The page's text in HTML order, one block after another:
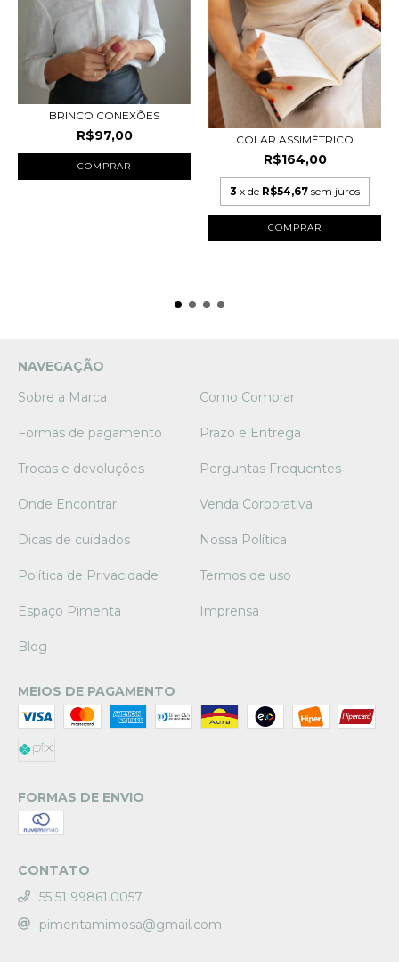
BRINCO CONEXÕES
R$97,00 COLAR ASSIMÉTRICO
R$164,00
3 x de R$54,67 sem juros
NAVEGAÇÃO
Sobre a Marca
Como Comprar
Formas de pagamento Prazo e Entrega
Trocas e devoluções Perguntas Frequentes
Onde Encontrar Venda Corporativa
Dicas de cuidados Nossa Política
Política de Privacidade Termos de uso
Espaço Pimenta Imprensa
Blog
MEIOS DE PAGAMENTO
FORMAS DE ENVIO
CONTATO
55 51 99861.0057
pimentamimosa@gmail.com